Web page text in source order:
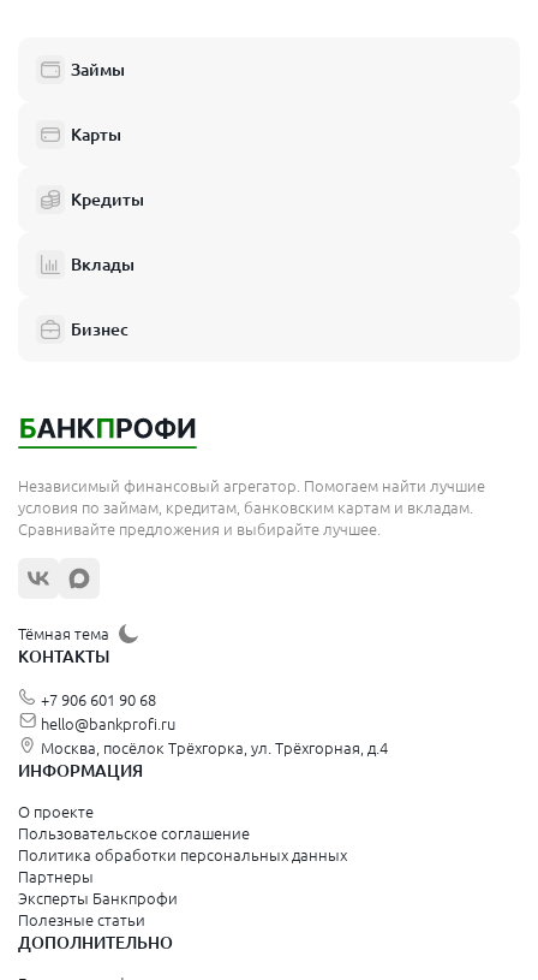
Займы
Карты
Кредиты
Вклады
Бизнес
Независимый финансовый агрегатор. Помогаем найти лучшие
условия по займам, кредитам, банковским картам и вкладам.
Сравнивайте предложения и выбирайте лучшее.
Тёмная тема
КОНТАКТЫ
+7 906 601 90 68
hello@bankprofi.ru
Москва, посёлок Трёхгорка, ул. Трёхгорная, д.4
ИНФОРМАЦИЯ
О проекте
Пользовательское соглашение
Политика обработки персональных данных
Партнеры
Эксперты Банкпрофи
Полезные статьи
ДОПОЛНИТЕЛЬНО